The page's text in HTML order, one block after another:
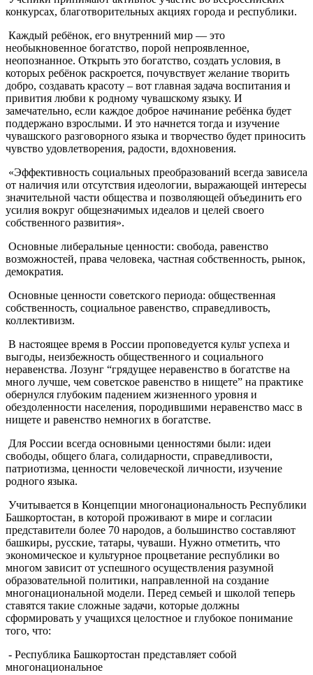
конкурсах, благотворительных акциях города и республики.
Каждый ребёнок, его внутренний мир — это
необыкновенное богатство, порой непроявленное,
неопознанное. Открыть это богатство, создать условия, в
которых ребёнок раскроется, почувствует желание творить
добро, создавать красоту – вот главная задача воспитания и
привития любви к родному чувашскому языку. И
замечательно, если каждое доброе начинание ребёнка будет
поддержано взрослыми. И это начнется тогда и изучение
чувашского разговорного языка и творчество будет приносить
чувство удовлетворения, радости, вдохновения.
«Эффективность социальных преобразований всегда зависела
от наличия или отсутствия идеологии, выражающей интересы
значительной части общества и позволяющей объединить его
усилия вокруг общезначимых идеалов и целей своего
собственного развития».
Основные либеральные ценности: свобода, равенство
возможностей, права человека, частная собственность, рынок,
демократия.
Основные ценности советского периода: общественная
собственность, социальное равенство, справедливость,
коллективизм.
В настоящее время в России проповедуется культ успеха и
выгоды, неизбежность общественного и социального
неравенства. Лозунг “грядущее неравенство в богатстве на
много лучше, чем советское равенство в нищете” на практике
обернулся глубоким падением жизненного уровня и
обездоленности населения, породившими неравенство масс в
нищете и равенство немногих в богатстве.
Для России всегда основными ценностями были: идеи
свободы, общего блага, солидарности, справедливости,
патриотизма, ценности человеческой личности, изучение
родного языка.
Учитывается в Концепции многонациональность Республики
Башкортостан, в которой проживают в мире и согласии
представители более 70 народов, а большинство составляют
башкиры, русские, татары, чуваши. Нужно отметить, что
экономическое и культурное процветание республики во
многом зависит от успешного осуществления разумной
образовательной политики, направленной на создание
многонациональной модели. Перед семьей и школой теперь
ставятся такие сложные задачи, которые должны
сформировать у учащихся целостное и глубокое понимание
того, что:
- Республика Башкортостан представляет собой
многонациональное